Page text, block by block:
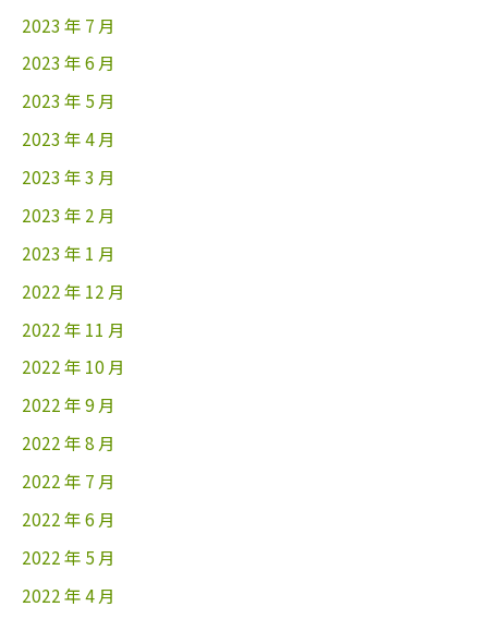
2023 年 7 月
2023 年 6 月
2023 年 5 月
2023 年 4 月
2023 年 3 月
2023 年 2 月
2023 年 1 月
2022 年 12 月
2022 年 11 月
2022 年 10 月
2022 年 9 月
2022 年 8 月
2022 年 7 月
2022 年 6 月
2022 年 5 月
2022 年 4 月